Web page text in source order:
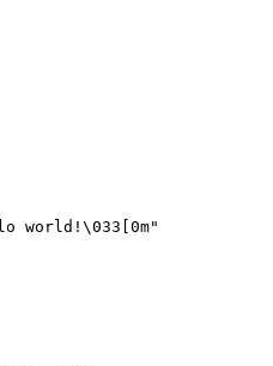
world!\033[0m"